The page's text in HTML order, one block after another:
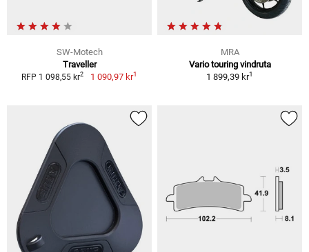
SW-Motech
Traveller
RFP 1 098,55 kr2 1 090,97 kr1
MRA
Vario touring vindruta
1 899,39 kr1